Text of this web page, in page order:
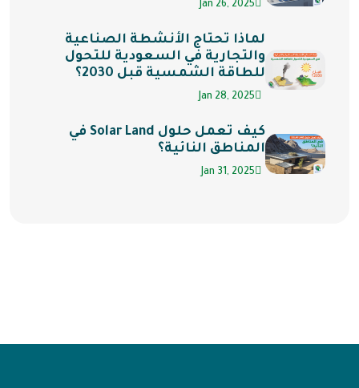
Jan 26, 2025
لماذا تحتاج الأنشطة الصناعية
والتجارية في السعودية للتحول
للطاقة الشمسية قبل 2030؟
Jan 28, 2025
كيف تعمل حلول Solar Land في
المناطق النائية؟
Jan 31, 2025